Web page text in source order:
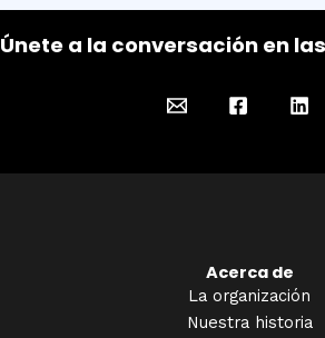
Únete a la conversación en
Acerca de
La organización
Nuestra historia